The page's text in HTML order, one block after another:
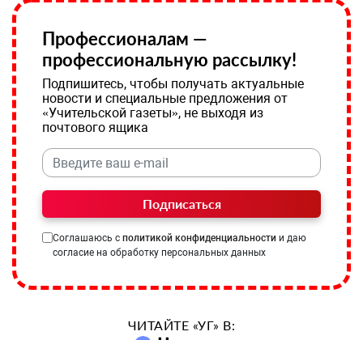
Профессионалам —
профессиональную рассылку!
Подпишитесь, чтобы получать актуальные
новости и специальные предложения от
«Учительской газеты», не выходя из
почтового ящика
Подписаться
Соглашаюсь с политикой конфиденциальности и даю
согласие на обработку персональных данных
ЧИТАЙТЕ «УГ» В: